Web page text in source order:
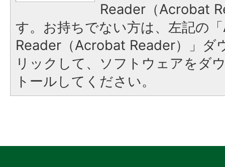
Reader（Acrobat
す。お持ちでない方は、左記の
Reader（Acrobat Reader）」ダ
リックして、ソフトウェアをダ
トールしてください。